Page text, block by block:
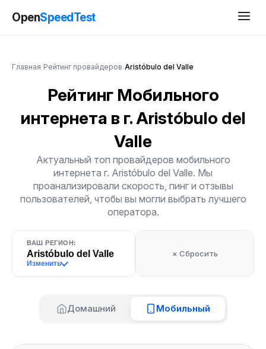
OpenSpeedTest
Главная Рейтинг провайдеров Aristóbulo del Valle
Рейтинг Мобильного
интернета в г. Aristóbulo del
Valle
Актуальный топ провайдеров мобильного
интернета г. Aristóbulo del Valle. Мы
проанализировали скорость, пинг и отзывы
пользователей, чтобы вы могли выбрать лучшего
оператора.
ВАШ РЕГИОН:
Aristóbulo del Valle
Изменить
× Сбросить
Домашний Мобильный